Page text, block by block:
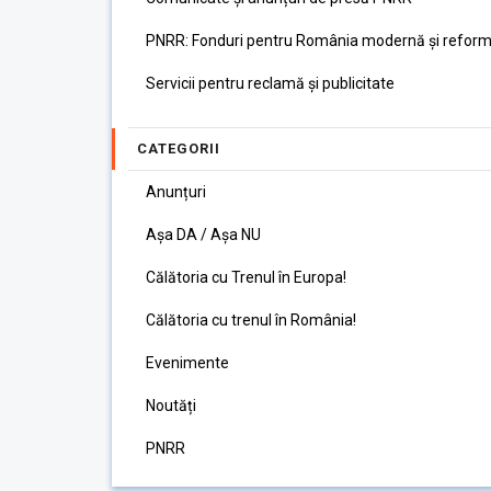
PNRR: Fonduri pentru România modernă și
Servicii pentru reclamă și publicitate
CATEGORII
Anunțuri
Așa DA / Așa NU
Călătoria cu Trenul în Europa!
Călătoria cu trenul în România!
Evenimente
Noutăți
PNRR